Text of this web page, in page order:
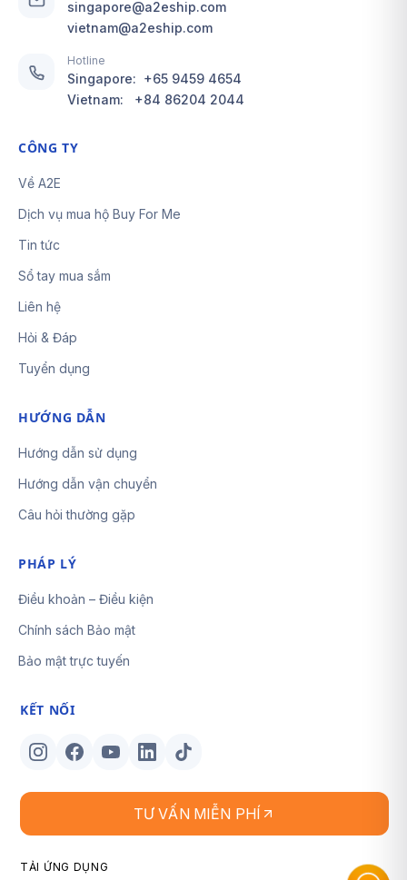
singapore@a2eship.com
vietnam@a2eship.com
Hotline
Singapore: +65 9459 4654
Vietnam: +84 86204 2044
CÔNG TY
Về A2E
Dịch vụ mua hộ Buy For Me
Tin tức
Sổ tay mua sắm
Liên hệ
Hỏi & Đáp
Tuyển dụng
HƯỚNG DẪN
Hướng dẫn sử dụng
Hướng dẫn vận chuyển
Câu hỏi thường gặp
PHÁP LÝ
Điều khoản – Điều kiện
Chính sách Bảo mật
Bảo mật trực tuyến
KẾT NỐI
TƯ VẤN MIỄN PHÍ
TẢI ỨNG DỤNG